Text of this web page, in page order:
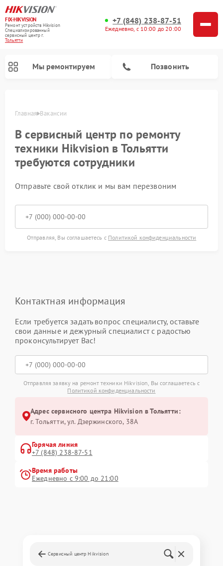
FIX-HIKVISION
Ремонт устройств Hikvision
Специализированный
cервисный центр г.
Тольятти
+7 (848) 238-87-51
Ежедневно, с 10:00 до 20:00
Мы ремонтируем Позвонить
Главная Вакансии
В сервисный центр по ремонту
техники Hikvision в Тольятти
требуются сотрудники
Отправьте свой отклик и мы вам перезвоним
Отправляя, Вы соглашаетесь с Политикой конфиденциальности
Контактная информация
Если требуется задать вопрос специалисту, оставьте
свои данные и дежурный специалист с радостью
проконсультирует Вас!
Отправляя заявку на ремонт техники Hikvision, Вы соглашаетесь с
Политикой конфиденциальности
Адрес сервисного центра Hikvision в Тольятти:
г. Тольятти, ул. Дзержинского, 38А
Горячая линия
+7 (848) 238-87-51
Время работы
Ежедневно с 9:00 до 21:00
Сервисный центр Hikvision